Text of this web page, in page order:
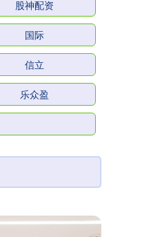
股神配资
国际
信立
乐众盈